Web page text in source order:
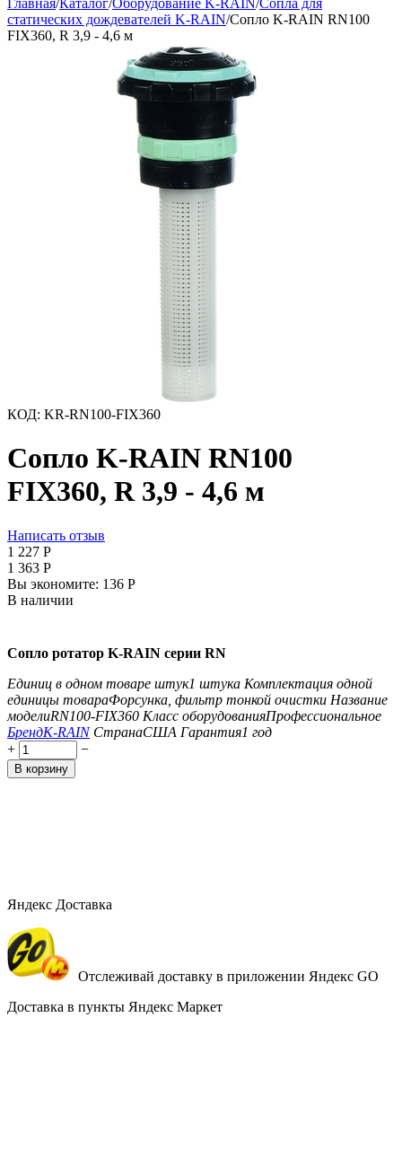
Главная/Каталог/Оборудование K-RAIN/Сопла для
статических дождевателей K-RAIN/Сопло K-RAIN RN100
FIX360, R 3,9 - 4,6 м
КОД: KR-RN100-FIX360
Сопло K-RAIN RN100
FIX360, R 3,9 - 4,6 м
Написать отзыв
1 227 Р
1 363 Р
Вы экономите: ‍136‍ Р
В наличии
Сопло ротатор K-RAIN серии RN
Единиц в одном товаре штук1 штука Комплектация одной
единицы товараФорсунка, фильтр тонкой очистки Название
моделиRN100-FIX360 Класс оборудованияПрофессиональное
БрендK-RAIN СтранаСША Гарантия1 год
+
−
В корзину
Яндекс Доставка
Отслеживай доставку в приложении Яндекс GO
Доставка в пункты Яндекс Маркет